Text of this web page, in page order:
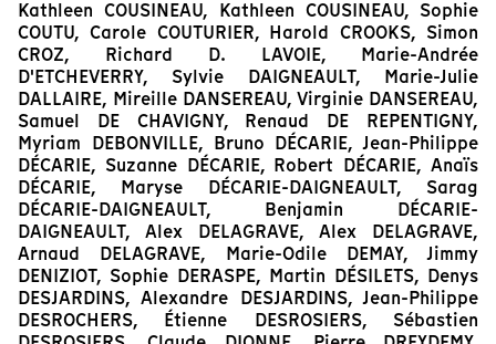
Kathleen COUSINEAU, Kathleen COUSINEAU, Sophie
COUTU, Carole COUTURIER, Harold CROOKS, Simon
CROZ, Richard D. LAVOIE, Marie-Andrée
D'ETCHEVERRY, Sylvie DAIGNEAULT, Marie-Julie
DALLAIRE, Mireille DANSEREAU, Virginie DANSEREAU,
Samuel DE CHAVIGNY, Renaud DE REPENTIGNY,
Myriam DEBONVILLE, Bruno DÉCARIE, Jean-Philippe
DÉCARIE, Suzanne DÉCARIE, Robert DÉCARIE, Anaïs
DÉCARIE, Maryse DÉCARIE-DAIGNEAULT, Sarag
DÉCARIE-DAIGNEAULT, Benjamin DÉCARIE-
DAIGNEAULT, Alex DELAGRAVE, Alex DELAGRAVE,
Arnaud DELAGRAVE, Marie-Odile DEMAY, Jimmy
DENIZIOT, Sophie DERASPE, Martin DÉSILETS, Denys
DESJARDINS, Alexandre DESJARDINS, Jean-Philippe
DESROCHERS, Étienne DESROSIERS, Sébastien